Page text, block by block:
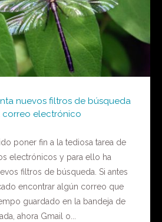
nuevos filtros de búsqueda
correo electrónico
poner fin a la tediosa tarea de
electrónicos y para ello ha
filtros de búsqueda. Si antes
encontrar algún correo que
guardado en la bandeja de
ahora Gmail o...